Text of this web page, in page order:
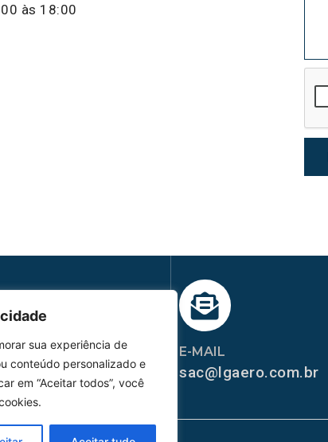
sua experiência de
conteúdo personalizado e
em “Aceitar todos”, você
às 18:00
E-MAIL
sac@lgaero.com.br